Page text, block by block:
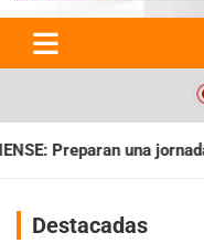
Argentina
a puro espectáculo
Destacadas